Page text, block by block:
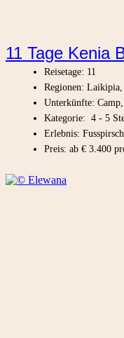
11 Tage Kenia
Reisetage: 11
Regionen:
Unterkünfte:
Kategorie: 4 - 5
Erlebnis:
Preis: ab € 3.400